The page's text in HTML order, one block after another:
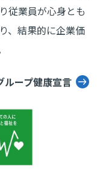
従業員が心身とも
、結果的に企業価
ループ健康宣言